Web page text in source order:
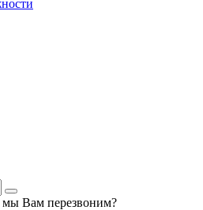
мы Вам перезвоним?